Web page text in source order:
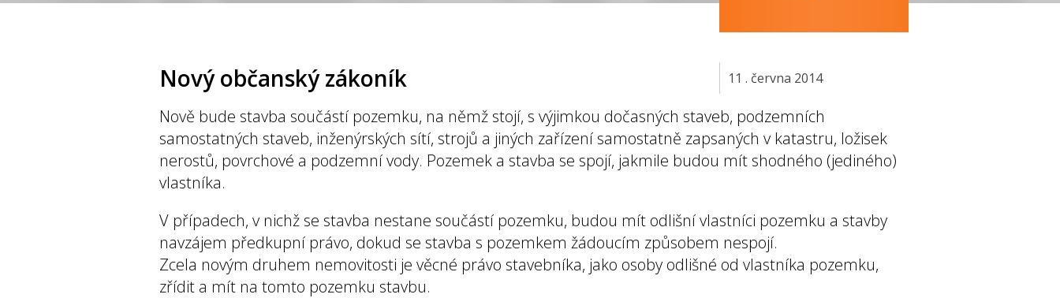
Nový občanský zákoník 11 . června 2014
Nově bude stavba součástí pozemku, na němž stojí, s výjimkou dočasných staveb, podzemních
samostatných staveb, inženýrských sítí, strojů a jiných zařízení samostatně zapsaných v katastru, ložisek
nerostů, povrchové a podzemní vody. Pozemek a stavba se spojí, jakmile budou mít shodného (jediného)
vlastníka.
V případech, v nichž se stavba nestane součástí pozemku, budou mít odlišní vlastníci pozemku a stavby
navzájem předkupní právo, dokud se stavba s pozemkem žádoucím způsobem nespojí.
Zcela novým druhem nemovitosti je věcné právo stavebníka, jako osoby odlišné od vlastníka pozemku,
zřídit a mít na tomto pozemku stavbu.